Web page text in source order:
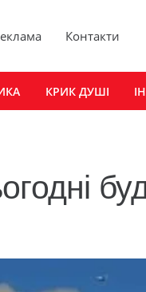
Контакти
КРИК ДУШІ